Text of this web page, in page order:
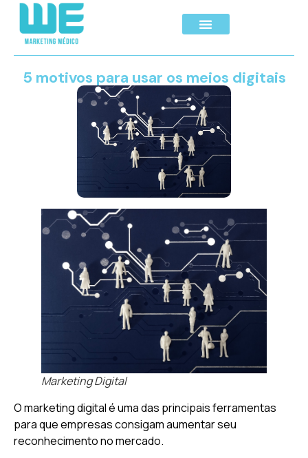
5 motivos para usar os meios digitais
Marketing Digital
O marketing digital é uma das principais ferramentas
para que empresas consigam aumentar seu
reconhecimento no mercado.